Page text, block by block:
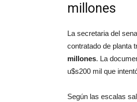
millones
La secretaria del
contratado de planta
millones. La
u$s200 mil que
Según las escalas